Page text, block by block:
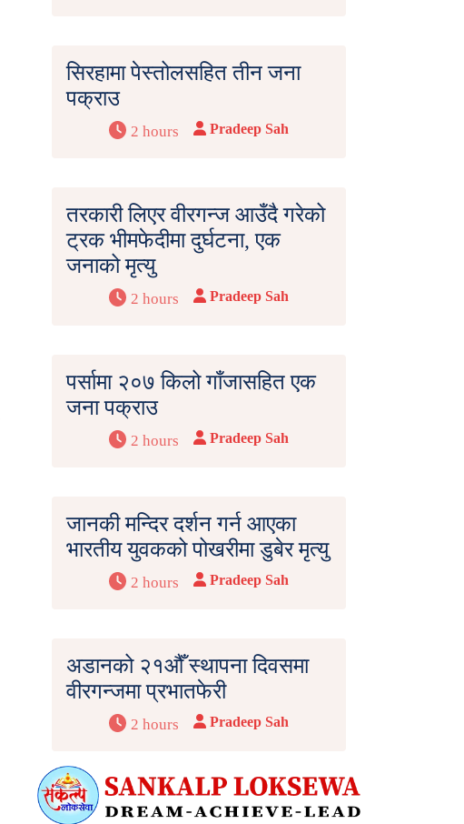
सिरहामा पेस्तोलसहित तीन जना
पक्राउ
2 hours Pradeep Sah
तरकारी लिएर वीरगन्ज आउँदै गरेको
ट्रक भीमफेदीमा दुर्घटना, एक
जनाको मृत्यु
2 hours Pradeep Sah
पर्सामा २०७ किलो गाँजासहित एक
जना पक्राउ
2 hours Pradeep Sah
जानकी मन्दिर दर्शन गर्न आएका
भारतीय युवकको पोखरीमा डुबेर मृत्यु
2 hours Pradeep Sah
अडानको २१औँ स्थापना दिवसमा
वीरगन्जमा प्रभातफेरी
2 hours Pradeep Sah